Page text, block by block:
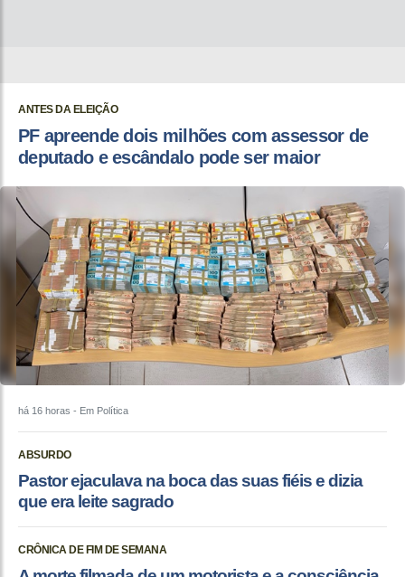
ANTES DA ELEIÇÃO
PF apreende dois milhões com assessor de
deputado e escândalo pode ser maior
há 16 horas - Em Política
ABSURDO
Pastor ejaculava na boca das suas fiéis e dizia
que era leite sagrado
CRÔNICA DE FIM DE SEMANA